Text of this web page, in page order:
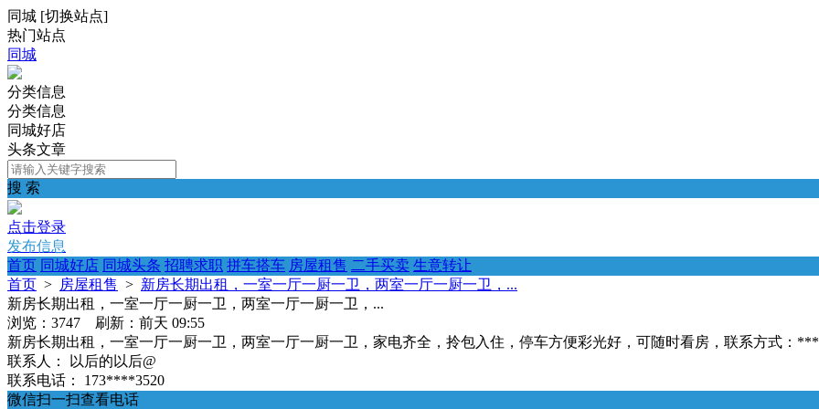
同城 [切换站点]
热门站点
同城
分类信息
分类信息
同城好店
头条文章
搜 索
点击登录
发布信息
首页 同城好店 同城头条 招聘求职 拼车搭车 房屋租售 二手买卖 生意转让
首页 > 房屋租售 > 新房长期出租，一室一厅一厨一卫，两室一厅一厨一卫，...
新房长期出租，一室一厅一厨一卫，两室一厅一厨一卫，...
浏览：3747 刷新： 前天 09:55
新房长期出租，一室一厅一厨一卫，两室一厅一厨一卫，家电齐全，拎包入住，停车方便彩光好，可随时看房，联系方式：
联系人：
以后的以后@
联系电话：
173****3520
微信扫一扫查看电话